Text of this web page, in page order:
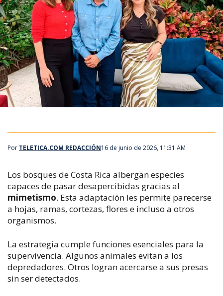
Por TELETICA.COM REDACCIÓN16 de junio de 2026, 11:31 AM
Los bosques de Costa Rica albergan especies
capaces de pasar desapercibidas gracias al
mimetismo. Esta adaptación les permite parecerse
a hojas, ramas, cortezas, flores e incluso a otros
organismos.
La estrategia cumple funciones esenciales para la
supervivencia. Algunos animales evitan a los
depredadores. Otros logran acercarse a sus presas
sin ser detectados.